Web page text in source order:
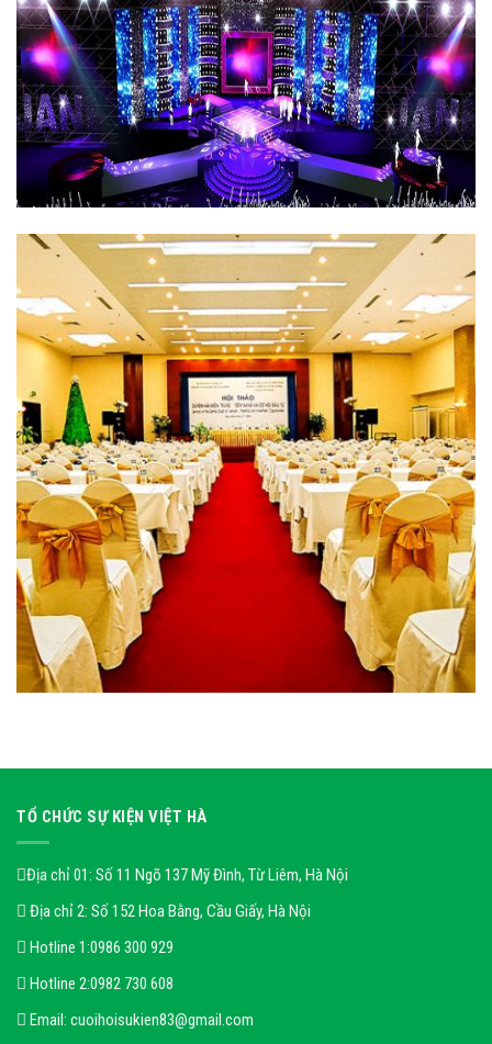
TỔ CHỨC SỰ KIỆN VIỆT HÀ
Địa chỉ 01: Số 11 Ngõ 137 Mỹ Đình, Từ Liêm, Hà Nội
Địa chỉ 2: Số 152 Hoa Bằng, Cầu Giấy, Hà Nội
Hotline 1:0986 300 929
Hotline 2:0982 730 608
Email: cuoihoisukien83@gmail.com